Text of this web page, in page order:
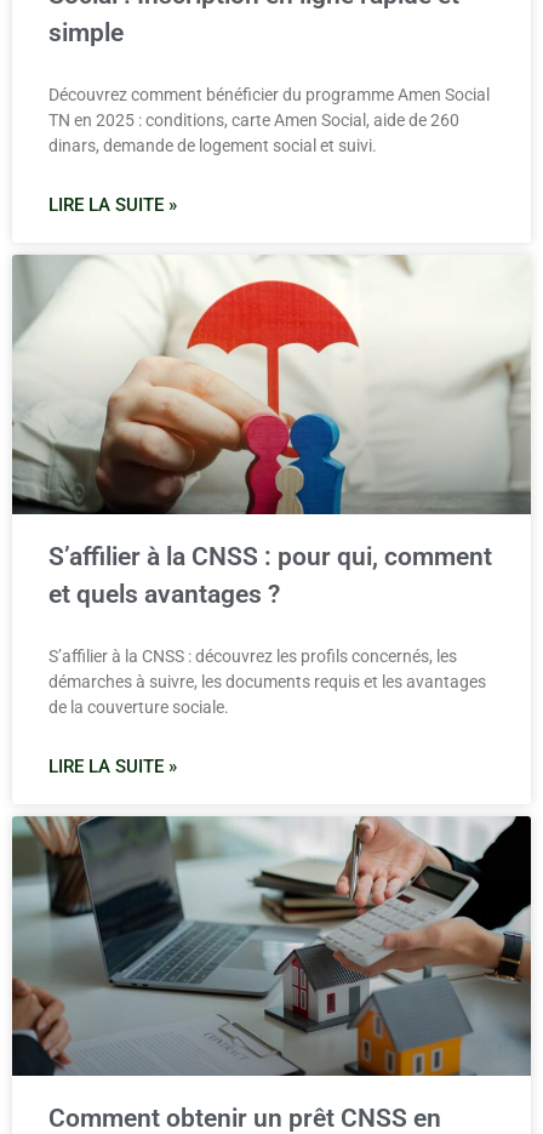
simple
Découvrez comment bénéficier du programme Amen Social
TN en 2025 : conditions, carte Amen Social, aide de 260
dinars, demande de logement social et suivi.
LIRE LA SUITE »
S’affilier à la CNSS : pour qui, comment
et quels avantages ?
S’affilier à la CNSS : découvrez les profils concernés, les
démarches à suivre, les documents requis et les avantages
de la couverture sociale.
LIRE LA SUITE »
Comment obtenir un prêt CNSS en